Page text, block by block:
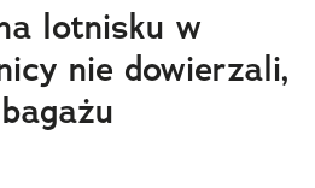
lotnisku w
nie dowierzali,